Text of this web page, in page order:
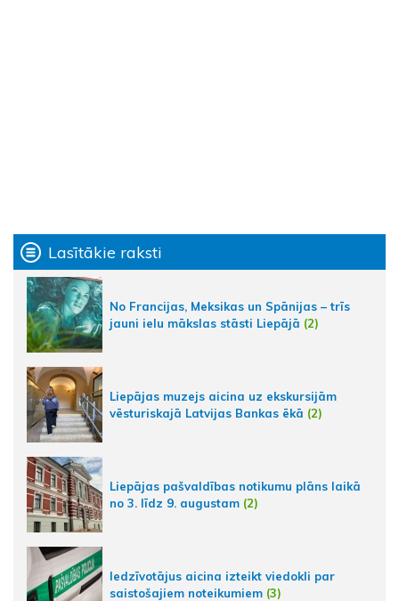
Lasītākie raksti
No Francijas, Meksikas un Spānijas – trīs
jauni ielu mākslas stāsti Liepājā (2)
Liepājas muzejs aicina uz ekskursijām
vēsturiskajā Latvijas Bankas ēkā (2)
Liepājas pašvaldības notikumu plāns laikā
no 3. līdz 9. augustam (2)
Iedzīvotājus aicina izteikt viedokli par
saistošajiem noteikumiem (3)